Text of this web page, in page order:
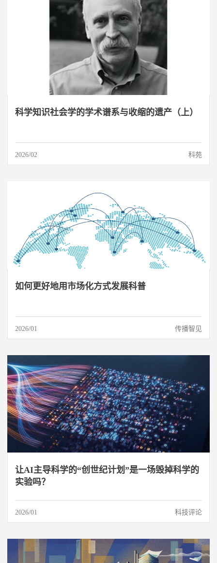
科学知识社会学的学术谱系与收缩的遗产（上）
2026/02 科苑
如何更好地用市场化方式发展科普
2026/01 传播智见
让AI主导科学的“创世纪计划”是一场毁掉科学的
实验吗？
2026/01 科技评论